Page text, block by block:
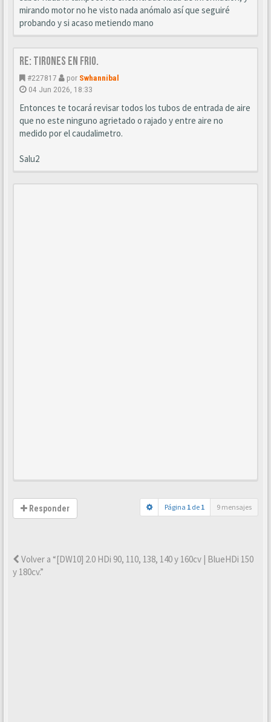
mirando motor no he visto nada anómalo así que seguiré
probando y si acaso metiendo mano
Re: Tirones en frio.
#227817 por Swhannibal
04 Jun 2026, 18:33
Entonces te tocará revisar todos los tubos de entrada de aire
que no este ninguno agrietado o rajado y entre aire no
medido por el caudalimetro.
Salu2
Responder Página 1 de 1 9 mensajes
Volver a “[DW10] 2.0 HDi 90, 110, 138, 140 y 160cv | BlueHDi 150
y 180cv.”